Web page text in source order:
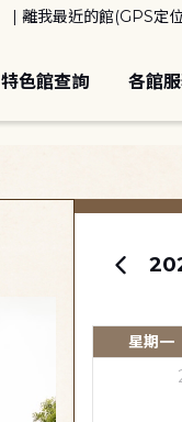
離我最近的館(GPS定
特色館查詢 各館
星期一